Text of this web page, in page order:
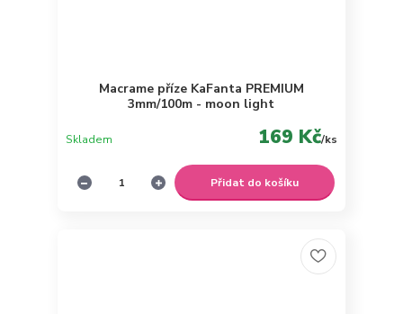
Macrame příze KaFanta PREMIUM
3mm/100m - moon light
169 Kč/ks
Skladem
Přidat do košíku